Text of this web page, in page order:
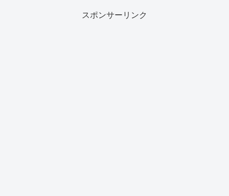
スポンサーリンク